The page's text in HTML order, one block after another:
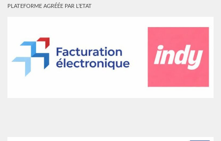
PLATEFORME AGRÉÉE PAR L’ETAT